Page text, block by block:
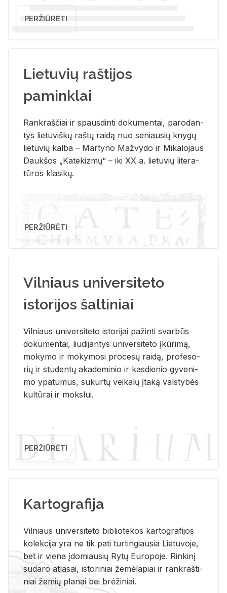
PERŽIŪRĖTI
Lietuvių raštijos
paminklai
Rank­raš­čiai ir spaus­din­ti do­ku­men­tai, pa­ro­dan­
tys lie­tu­viš­kų raš­tų rai­dą nuo se­niau­sių kny­gų
lie­tu­vių kal­ba – Mar­ty­no Ma­žvy­do ir Mi­ka­lo­jaus
Dauk­šos „Ka­te­kiz­mų“ – iki XX a. lie­tu­vių li­te­ra­
tū­ros kla­si­kų.
PERŽIŪRĖTI
Vilniaus universiteto
istorijos šaltiniai
Vil­niaus uni­ver­si­te­to is­to­ri­jai pa­žin­ti svar­būs
do­ku­men­tai, liu­di­jan­tys uni­ver­si­te­to įkū­ri­mą,
mo­ky­mo ir mo­ky­mo­si pro­ce­sų rai­dą, pro­fe­so­
rių ir stu­den­tų aka­de­mi­nio ir kas­die­nio gy­ve­ni­
mo ypa­tu­mus, su­kur­tų vei­ka­lų įta­ką vals­ty­bės
kul­tū­rai ir moks­lui.
PERŽIŪRĖTI
Kartografija
Vil­niaus uni­ver­si­te­to bi­b­lio­te­kos kar­to­gra­fi­jos
ko­lek­ci­ja yra ne tik pati tur­tin­giau­sia Lie­tu­vo­je,
bet ir vie­na įdo­miau­sių Rytų Eu­ro­po­je. Rin­ki­nį
su­da­ro at­la­sai, is­to­ri­niai že­mė­la­piai ir rank­raš­ti­
niai že­mių pla­nai bei brė­ži­niai.